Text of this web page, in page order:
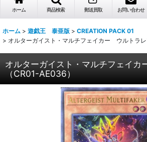
ホーム 商品検索 郵送買取 お問い合わせ
ホーム > 遊戯王 泰亜版 > CREATION PACK 01
> オルターガイスト・マルチフェイカー ウルトラレ
オルターガイスト・マルチフェイ
（CR01-AE036）